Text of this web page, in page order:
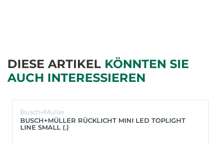
DIESE ARTIKEL KÖNNTEN SIE
AUCH INTERESSIEREN
Busch+Müller
BUSCH+MÜLLER RÜCKLICHT MINI LED TOPLIGHT
LINE SMALL (.)